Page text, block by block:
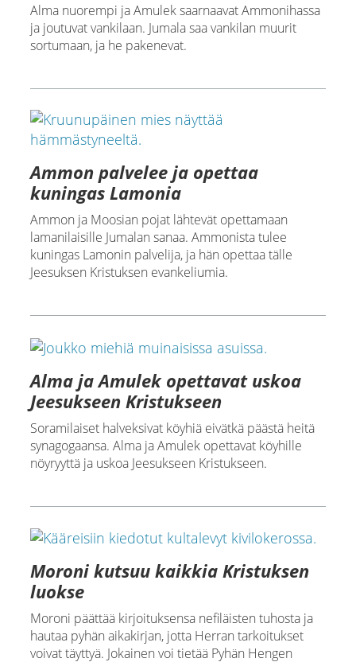
Alma nuorempi ja Amulek saarnaavat Ammonihassa
ja joutuvat vankilaan. Jumala saa vankilan muurit
sortumaan, ja he pakenevat.
Ammon palvelee ja opettaa
kuningas Lamonia
Ammon ja Moosian pojat lähtevät opettamaan
lamanilaisille Jumalan sanaa. Ammonista tulee
kuningas Lamonin palvelija, ja hän opettaa tälle
Jeesuksen Kristuksen evankeliumia.
Alma ja Amulek opettavat uskoa
Jeesukseen Kristukseen
Soramilaiset halveksivat köyhiä eivätkä päästä heitä
synagogaansa. Alma ja Amulek opettavat köyhille
nöyryyttä ja uskoa Jeesukseen Kristukseen.
Moroni kutsuu kaikkia Kristuksen
luokse
Moroni päättää kirjoituksensa nefiläisten tuhosta ja
hautaa pyhän aikakirjan, jotta Herran tarkoitukset
voivat täyttyä. Jokainen voi tietää Pyhän Hengen